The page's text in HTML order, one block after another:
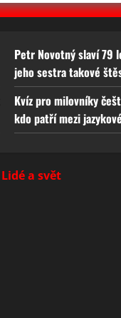
Petr Novotný slaví 79
jeho sestra takové
Kvíz pro milovníky
kdo patří mezi
Lidé a svět